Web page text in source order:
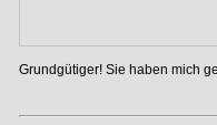
Grundgütiger! Sie haben mich